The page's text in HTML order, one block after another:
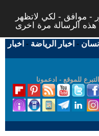
- موافق - لكي لاتظهر
- اخبار الرياضة - اخبار
التبرع للموقع - ادعمونا